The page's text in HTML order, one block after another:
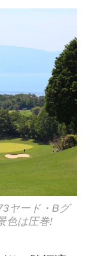
ヤード・Bグ
色は圧巻!